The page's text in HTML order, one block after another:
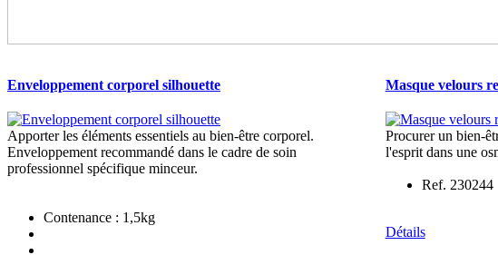
Enveloppement corporel silhouette
Apporter les éléments essentiels au bien-être corporel.
Enveloppement recommandé dans le cadre de soin
professionnel spécifique minceur.
Contenance : 1,5kg
Masque velours
Procurer un bien-
l'esprit dans une
Ref. 230244
Détails